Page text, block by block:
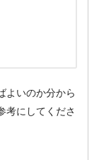
よいのか分から
考にしてくださ